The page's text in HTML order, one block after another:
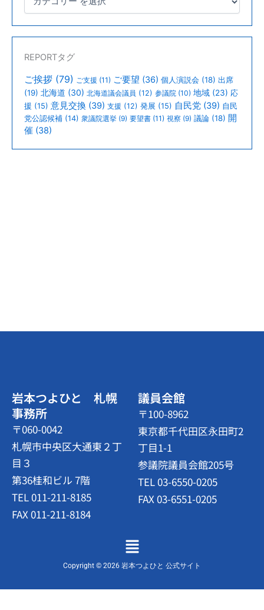
REPORTタグ
ご挨拶 (79) ご支援 (11) ご要望 (36) 個人演説会 (18) 出席
(19) 北海道 (30) 北海道議会議員 (12) 参議院 (10) 地域 (23) 応
援 (15) 意見交換 (39) 支援 (12) 発展 (15) 自民党 (39) 自民
党公認候補 (14) 衆議院選挙 (9) 要望書 (11) 視察 (9) 議論 (18) 開
催 (38)
岩本つよひと 札幌
事務所
〒060-0042
札幌市中央区大通東２丁
目３
第36桂和ビル 7階
TEL 011-211-8185
FAX 011-211-8184
議員会館
〒100-8962
東京都千代田区永田町2
丁目1-1
参議院議員会館205号
TEL 03-6550-0205
FAX 03-6551-0205
メ
ニ
ュ
Copyright © 2026 岩本つよひと 公式サイト